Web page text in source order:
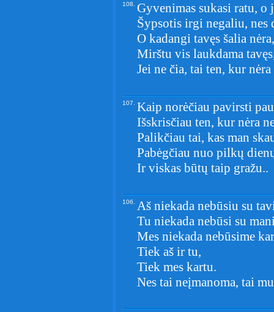
108. Gyvenimas sukasi ratu, o
Šypsotis irgi negaliu, nes
O kadangi tavęs šalia
Mirštu vis laukdama
Jei ne čia, tai ten, kur nėra
107. Kaip norėčiau pavirsti
Išskrisčiau ten, kur nėra
Palikčiau tai, kas man
Pabėgčiau nuo pilkų
Ir viskas būtų taip gražu..
106. Aš niekada nebūsiu su
Tu niekada nebūsi su
Mes niekada nebūsime
Tiek aš ir tu,
Tiek mes kartu.
Nes tai neįmanoma, tai